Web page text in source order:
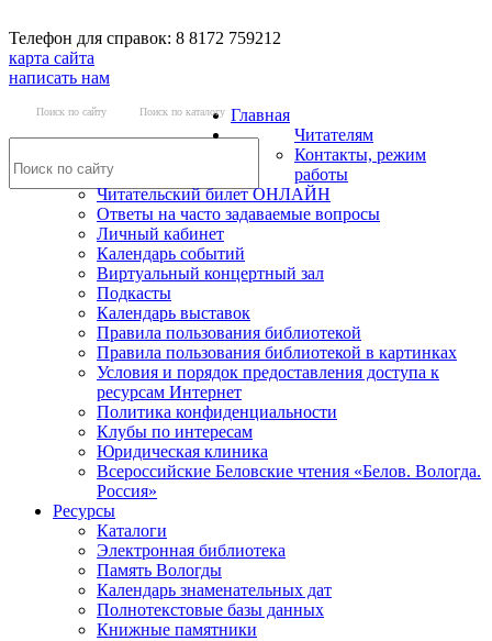
Телефон для справок: 8 8172 759212
карта сайта
написать нам
Поиск по сайту Поиск по каталогу Главная
Читателям
Контакты, режим
работы
Читательский билет ОНЛАЙН
Ответы на часто задаваемые вопросы
Личный кабинет
Календарь событий
Виртуальный концертный зал
Подкасты
Календарь выставок
Правила пользования библиотекой
Правила пользования библиотекой в картинках
Условия и порядок предоставления доступа к
ресурсам Интернет
Политика конфиденциальности
Клубы по интересам
Юридическая клиника
Всероссийские Беловские чтения «Белов. Вологда.
Россия»
Ресурсы
Каталоги
Электронная библиотека
Память Вологды
Календарь знаменательных дат
Полнотекстовые базы данных
Книжные памятники